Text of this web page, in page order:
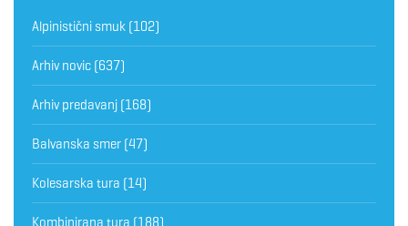
Alpinistični smuk (102)
Arhiv novic (637)
Arhiv predavanj (168)
Balvanska smer (47)
Kolesarska tura (14)
Kombinirana tura (188)